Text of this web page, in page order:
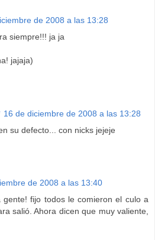
de 2008 a las 13:28
siempre!!! ja ja
jajaja)
16 de diciembre de 2008 a las 13:28
su defecto... con nicks jejeje
de 2008 a las 13:40
gente! fijo todos le comieron el culo a
salió. Ahora dicen que muy valiente,